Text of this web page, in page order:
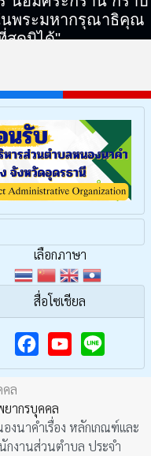
นพระมหากรุณาธิคุณ
สุดมิได้"
เลือกภาษา
สื่อโซเชียล
F
c
e
Y
T
คล
ากรบุคคล
นาคำเรื่อง หลักเกณฑ์เเละ
กงานส่วนตำบล ประจำ